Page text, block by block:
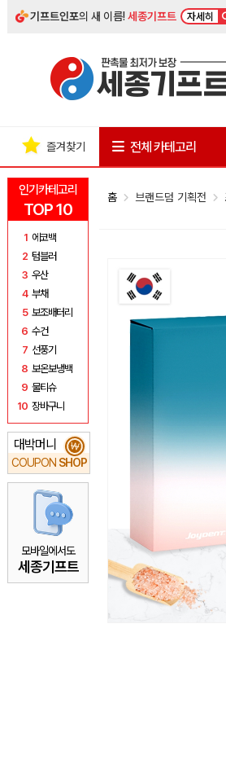
기프트인포의 새 이름!세종기프트 자세히
인기카테고리
TOP 10
1 에코백
2 텀블러
3 우산
4 부채
5 보조배터리
6 수건
7 선풍기
8 보온보냉백
9 물티슈
10 장바구니
대박머니
COUPON SHOP
₩
모바일에서도
세종기프트
즐겨찾기 전체 카테고리
홈 브랜드덤 기획전